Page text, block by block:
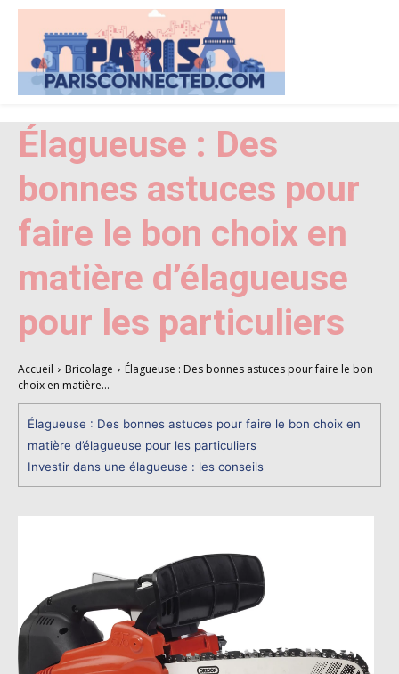
Élagueuse : Des
bonnes astuces pour
faire le bon choix en
matière d’élagueuse
pour les particuliers
Accueil Bricolage
Élagueuse : Des bonnes astuces pour faire le bon
choix en matière...
Élagueuse : Des bonnes astuces pour faire le bon choix en
matière d’élagueuse pour les particuliers
Investir dans une élagueuse : les conseils